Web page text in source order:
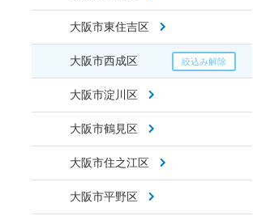
大阪市東住吉区
大阪市西成区
大阪市淀川区
大阪市鶴見区
大阪市住之江区
大阪市平野区